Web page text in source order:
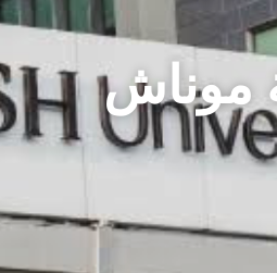
موناش